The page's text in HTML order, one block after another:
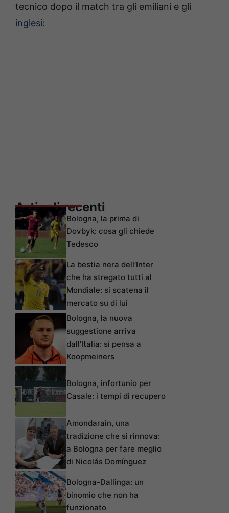
tecnico dopo il match tra gli emiliani e gli
inglesi:
Articoli recenti
Bologna, la prima di
Dovbyk: cosa gli chiede
Tedesco
La bestia nera dell’Inter
che ha stregato tutti al
Mondiale: si scatena il
mercato su di lui
Bologna, la nuova
suggestione arriva
dall’Italia: si pensa a
Koopmeiners
Bologna, infortunio per
Casale: i tempi di recupero
Amondarain, una
tradizione che si rinnova:
a Bologna per fare meglio
di Nicolás Domínguez
Bologna-Dallinga: un
binomio che non ha
funzionato